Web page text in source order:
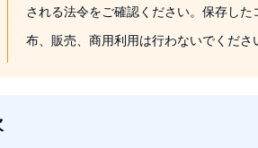
される法令をご確認ください。保存し
布、販売、商用利用は行わないでくださ